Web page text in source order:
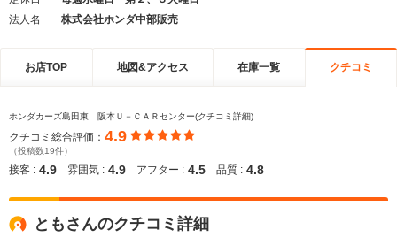
法人名
株式会社ホンダ中部販売
お店TOP 地図&アクセス 在庫一覧 クチコミ
ホンダカーズ島田東 阪本Ｕ－ＣＡＲセンター(クチコミ詳細)
クチコミ総合評価： 4.9
（投稿数19件）
接客 : 4.9 雰囲気 : 4.9 アフター : 4.5 品質 : 4.8
ともさんのクチコミ詳細